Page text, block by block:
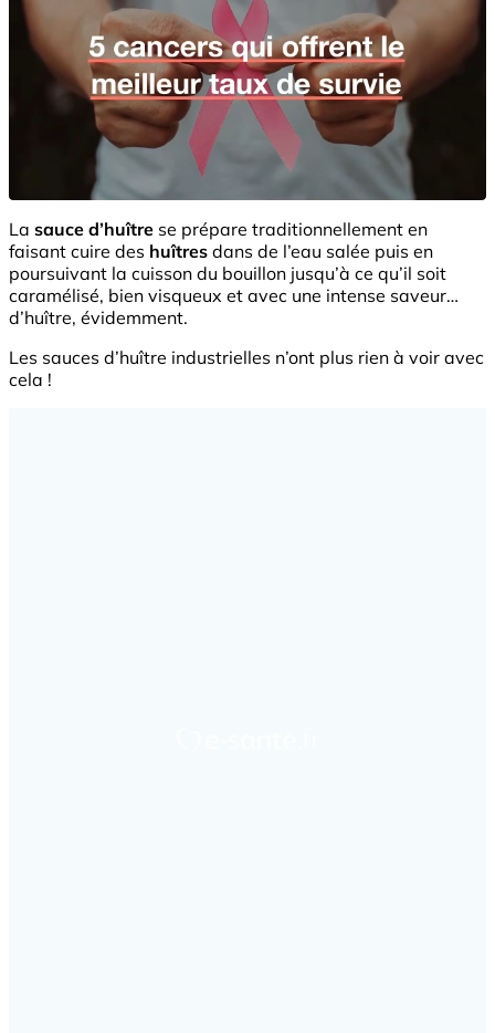
La sauce d’huître se prépare traditionnellement en
faisant cuire des huîtres dans de l’eau salée puis en
poursuivant la cuisson du bouillon jusqu’à ce qu’il soit
caramélisé, bien visqueux et avec une intense saveur…
d’huître, évidemment.
Les sauces d’huître industrielles n’ont plus rien à voir avec
cela !